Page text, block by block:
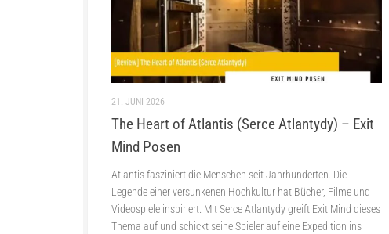
21. JUNI 2026
The Heart of Atlantis (Serce Atlantydy) – Exit
Mind Posen
Atlantis fasziniert die Menschen seit Jahrhunderten. Die
Legende einer versunkenen Hochkultur hat Bücher, Filme und
Videospiele inspiriert. Mit Serce Atlantydy greift Exit Mind dieses
Thema auf und schickt seine Spieler auf eine Expedition ins